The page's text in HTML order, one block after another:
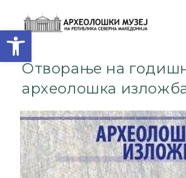
Open toolbar
Отворање на
археолошка